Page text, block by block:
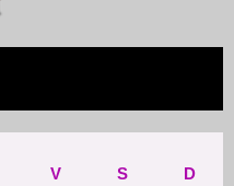
V S
D